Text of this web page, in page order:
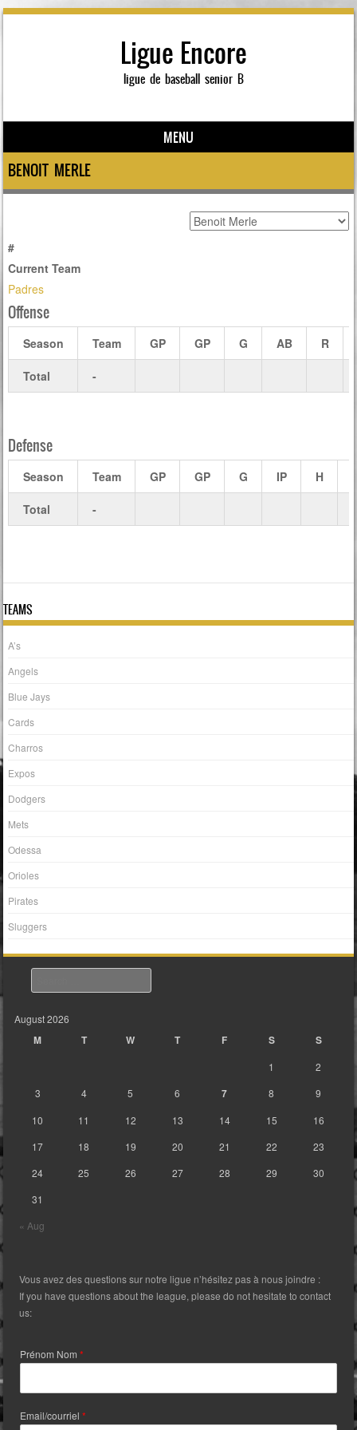
Ligue Encore
ligue de baseball senior B
MENU
Skip to content
BENOIT MERLE
#
Current Team
Padres
Offense
Season Team GP GP G AB R
Total -
Defense
Season Team GP GP G IP H
Total -
TEAMS
A’s
Angels
Blue Jays
Cards
Charros
Expos
Dodgers
Mets
Odessa
Orioles
Pirates
Sluggers
August 2026
M T W T F S S
« Aug
1
2
3
4 5 6 7 8
9
10
11 12 13 14 15
16
17
18 19 20 21 22
23
24
25 26 27 28 29
30
31
Vous avez des questions sur notre ligue n’hésitez pas à nous joindre :
If you have questions about the league, please do not hesitate to contact
us:
Prénom Nom*
Email/courriel*